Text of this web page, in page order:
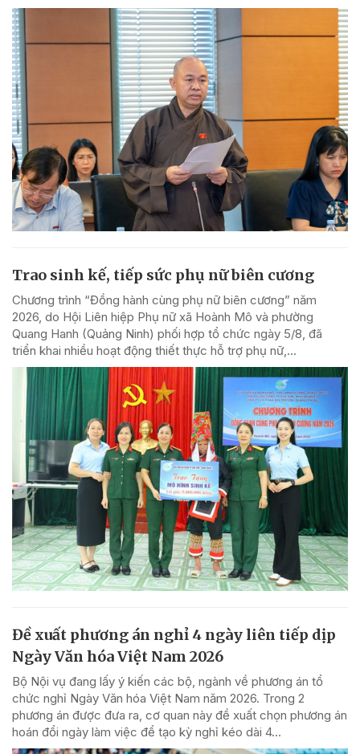
Trao sinh kế, tiếp sức phụ nữ biên cương
Chương trình “Đồng hành cùng phụ nữ biên cương” năm
2026, do Hội Liên hiệp Phụ nữ xã Hoành Mô và phường
Quang Hanh (Quảng Ninh) phối hợp tổ chức ngày 5/8, đã
triển khai nhiều hoạt động thiết thực hỗ trợ phụ nữ,...
Đề xuất phương án nghỉ 4 ngày liên tiếp dịp
Ngày Văn hóa Việt Nam 2026
Bộ Nội vụ đang lấy ý kiến các bộ, ngành về phương án tổ
chức nghỉ Ngày Văn hóa Việt Nam năm 2026. Trong 2
phương án được đưa ra, cơ quan này đề xuất chọn phương án
hoán đổi ngày làm việc để tạo kỳ nghỉ kéo dài 4...